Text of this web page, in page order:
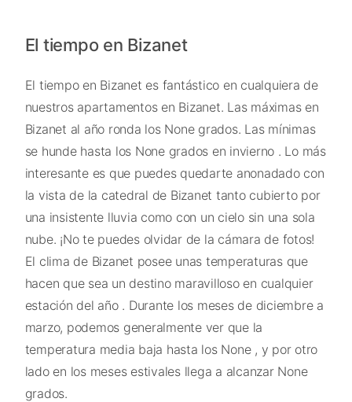
El tiempo en Bizanet
El tiempo en Bizanet es fantástico en cualquiera de
nuestros apartamentos en Bizanet. Las máximas en
Bizanet al año ronda los None grados. Las mínimas
se hunde hasta los None grados en invierno . Lo más
interesante es que puedes quedarte anonadado con
la vista de la catedral de Bizanet tanto cubierto por
una insistente lluvia como con un cielo sin una sola
nube. ¡No te puedes olvidar de la cámara de fotos!
El clima de Bizanet posee unas temperaturas que
hacen que sea un destino maravilloso en cualquier
estación del año . Durante los meses de diciembre a
marzo, podemos generalmente ver que la
temperatura media baja hasta los None , y por otro
lado en los meses estivales llega a alcanzar None
grados.